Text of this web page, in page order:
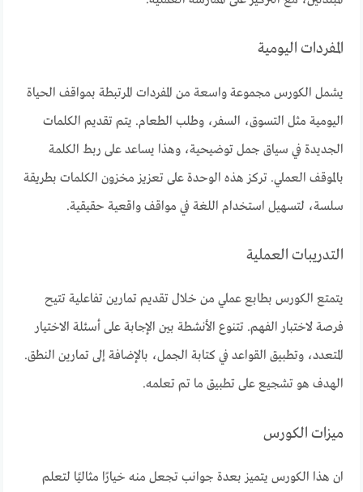
المفردات اليومية
يشمل الكورس مجموعة واسعة من المفردات المرتبطة بمواقف الحياة
اليومية مثل التسوق، السفر، وطلب الطعام. يتم تقديم الكلمات
الجديدة في سياق جمل توضيحية، وهذا يساعد على ربط الكلمة
بالموقف العملي. تركز هذه الوحدة على تعزيز مخزون الكلمات بطريقة
سلسة، لتسهيل استخدام اللغة في مواقف واقعية حقيقية.
التدريبات العملية
يتمتع الكورس بطابع عملي من خلال تقديم تمارين تفاعلية تتيح
فرصة لاختبار الفهم. تتنوع الأنشطة بين الإجابة على أسئلة الاختيار
المتعدد، وتطبيق القواعد في كتابة الجمل، بالإضافة إلى تمارين النطق.
الهدف هو تشجيع على تطبيق ما تم تعلمه.
ميزات الكورس
ان هذا الكورس يتميز بعدة جوانب تجعل منه خيارًا مثاليًا لتعلم